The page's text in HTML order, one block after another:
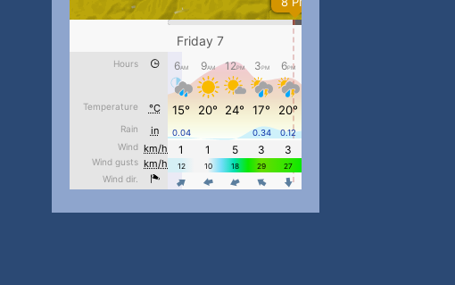
#PipIvanToday...
pimrec_project